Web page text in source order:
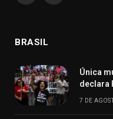
BRASIL
Única
declara
7 DE